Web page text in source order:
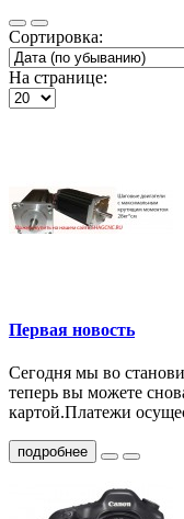
Сортировка:
На странице:
Первая новость
Сегодня мы во
теперь вы можете
картой.Платежи
подробнее